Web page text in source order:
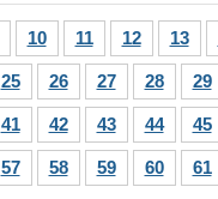
10 11 12 13
25 26 27 28 29
41 42 43 44 45
57 58 59 60 61